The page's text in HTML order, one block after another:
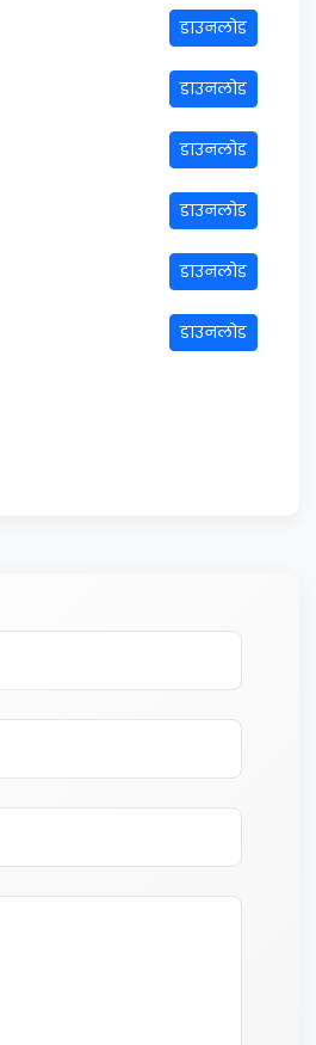
डाउनलोड
डाउनलोड
डाउनलोड
डाउनलोड
डाउनलोड
डाउनलोड